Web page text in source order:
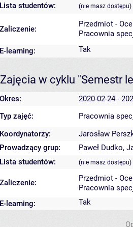
Lista studentów:
(nie masz dostępu)
Zaliczenie:
Przedmiot -
Pracownia
E-learning:
Tak
Zajęcia w cyklu "Semestr
Okres:
2020-02-24 -
Typ zajęć:
Pracownia
Koordynatorzy:
Jarosław
Prowadzący grup:
Paweł Dudko,
Lista studentów:
(nie masz dostępu)
Zaliczenie:
Przedmiot -
Pracownia
E-learning:
Tak